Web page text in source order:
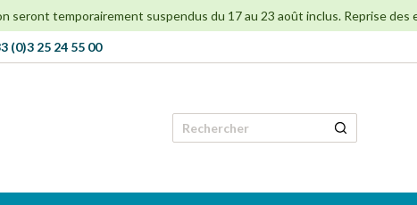
seront temporairement suspendus du 17 au 23 août inclus. Reprise des
(0)3 25 24 55 00
Rechercher